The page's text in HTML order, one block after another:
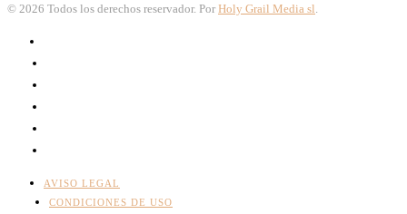
© 2026 Todos los derechos reservador. Por Holy Grail Media sl
AVISO LEGAL
CONDICIONES DE USO